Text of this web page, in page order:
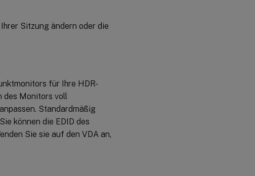
Sitzung ändern oder die
für Ihre HDR-
des Monitors voll
Standardmäßig
können die EDID des
Sie sie auf den VDA an,